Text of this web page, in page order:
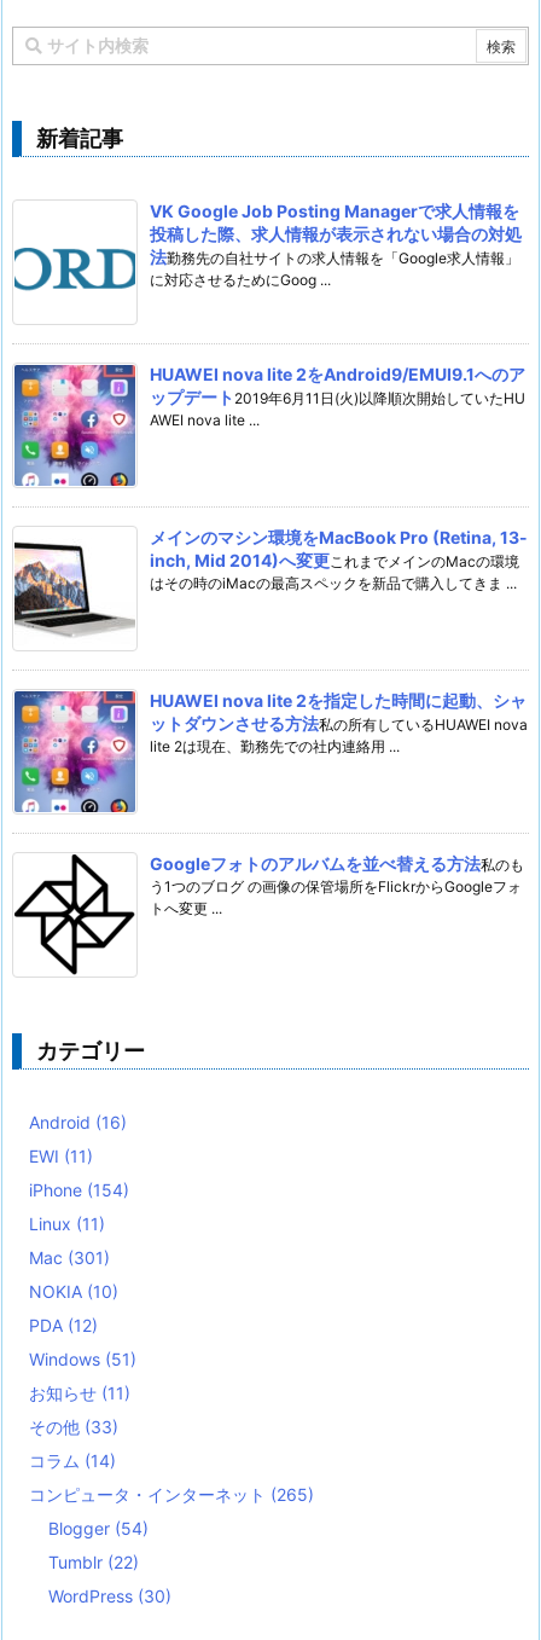
新着記事
VK Google Job Posting Managerで求人情報を
投稿した際、求人情報が表示されない場合の対処
法勤務先の自社サイトの求人情報を「Google求人情報」
に対応させるためにGoog ...
HUAWEI nova lite 2をAndroid9/EMUI9.1へのア
ップデート 2019年6月11日(火)以降順次開始していたHU
AWEI nova lite ...
メインのマシン環境をMacBook Pro (Retina, 13-
inch, Mid 2014)へ変更 これまでメインのMacの環境
はその時のiMacの最高スペックを新品で購入してきま ...
HUAWEI nova lite 2を指定した時間に起動、シャ
ットダウンさせる方法私の所有しているHUAWEI nova
lite 2は現在、勤務先での社内連絡用 ...
Googleフォトのアルバムを並べ替える方法私のも
う1つのブログ の画像の保管場所をFlickrからGoogleフォ
トへ変更 ...
カテゴリー
Android (16)
EWI (11)
iPhone (154)
Linux (11)
Mac (301)
NOKIA (10)
PDA (12)
Windows (51)
お知らせ (11)
その他 (33)
コラム (14)
コンピュータ・インターネット (265)
Blogger (54)
Tumblr (22)
WordPress (30)